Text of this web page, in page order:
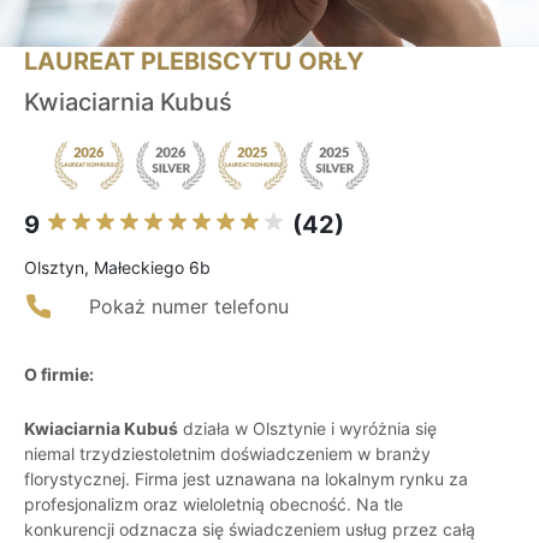
LAUREAT PLEBISCYTU ORŁY
Kwiaciarnia Kubuś
9 (42)
Olsztyn, Małeckiego 6b
Pokaż numer telefonu
O firmie:
Kwiaciarnia Kubuś działa w Olsztynie i wyróżnia się
niemal trzydziestoletnim doświadczeniem w branży
florystycznej. Firma jest uznawana na lokalnym rynku za
profesjonalizm oraz wieloletnią obecność. Na tle
konkurencji odznacza się świadczeniem usług przez całą